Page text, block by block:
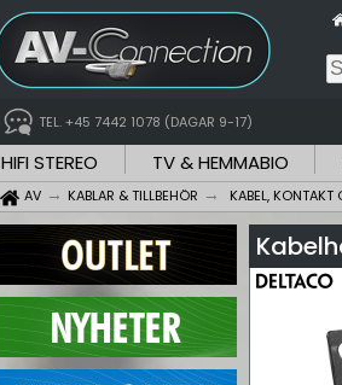
TEL. +45 7442 1078 (DAGAR 9-17)
HIFI STEREO TV & HEMMABIO
AV KABLAR & TILLBEHÖR KABEL, KONTAKT